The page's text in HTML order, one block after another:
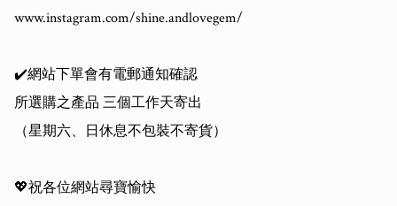
www.instagram.com/shine.andlovegem/
✔️網站下單會有電郵通知確認
所選購之產品 三個工作天寄出
（星期六、日休息不包裝不寄貨）
💖祝各位網站尋寶愉快